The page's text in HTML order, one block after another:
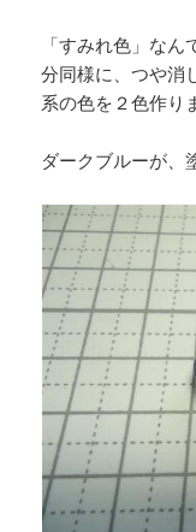
「すみれ色」な
分同様に、つや消
系の色を２色作り
ダークブルーが、